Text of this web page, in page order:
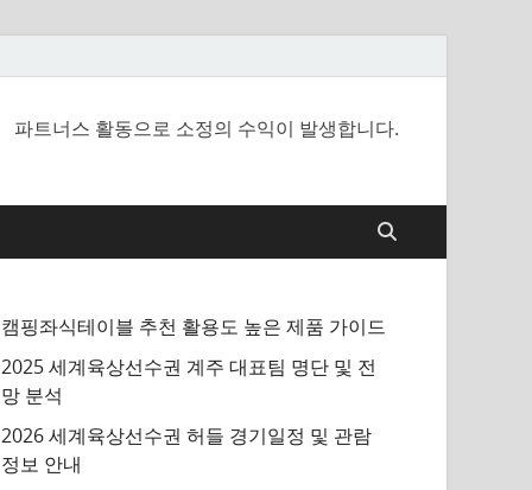
파트너스 활동으로 소정의 수익이 발생합니다.
캠핑좌식테이블 추천 활용도 높은 제품 가이드
2025 세계육상선수권 계주 대표팀 명단 및 전
망 분석
2026 세계육상선수권 허들 경기일정 및 관람
정보 안내